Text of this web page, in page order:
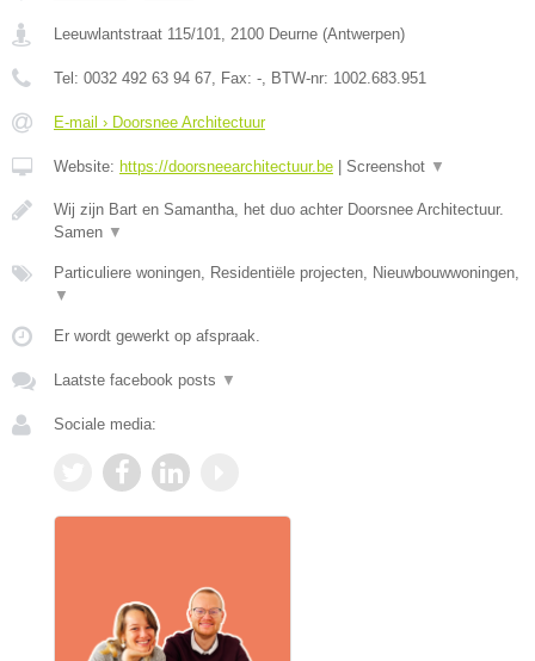
Leeuwlantstraat 115/101, 2100 Deurne (Antwerpen)
Tel: 0032 492 63 94 67, Fax: -, BTW-nr: 1002.683.951
E-mail › Doorsnee Architectuur
Website: https://doorsneearchitectuur.be Screenshot ▼
Wij zijn Bart en Samantha, het duo achter Doorsnee Architectuur.
Samen ▼
Particuliere woningen, Residentiële projecten, Nieuwbouwwoningen,
▼
Er wordt gewerkt op afspraak.
Laatste facebook posts ▼
Sociale media: